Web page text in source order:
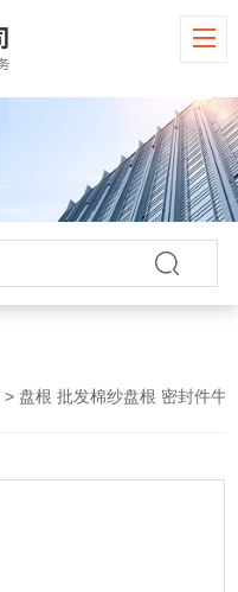
> 盘根 批发棉纱盘根 密封件牛油盘根